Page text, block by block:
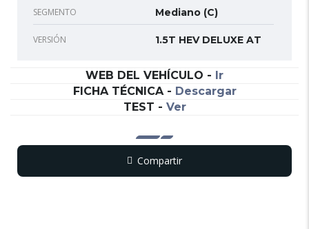
SEGMENTO Mediano (C)
VERSIÓN 1.5T HEV DELUXE AT
WEB DEL VEHÍCULO - Ir
FICHA TÉCNICA- Descargar
TEST - Ver
Compartir
CopyWhatsApp
Messenger
Email
Print